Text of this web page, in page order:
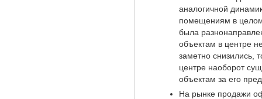
аналогичной
помещениям в
была
объектам в центре
заметно снизились,
центре наоборот
объектам за его
На рынке продажи
3 500